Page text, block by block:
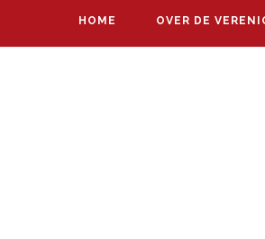
HOME OVER DE